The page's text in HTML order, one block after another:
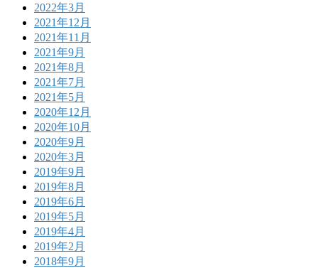
2022年3月
2021年12月
2021年11月
2021年9月
2021年8月
2021年7月
2021年5月
2020年12月
2020年10月
2020年9月
2020年3月
2019年9月
2019年8月
2019年6月
2019年5月
2019年4月
2019年2月
2018年9月